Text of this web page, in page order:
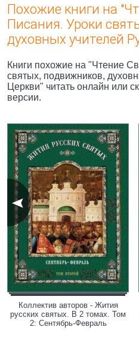
Похожие книги на
Писания. Уроки
духовных учителей
Книги похожие на "Чтение
святых, подвижников,
Церкви" читать онлайн или
версии.
Коллектив авторов - Жития
русских святых. В 2 томах. Том
2: Сентябрь-Февраль